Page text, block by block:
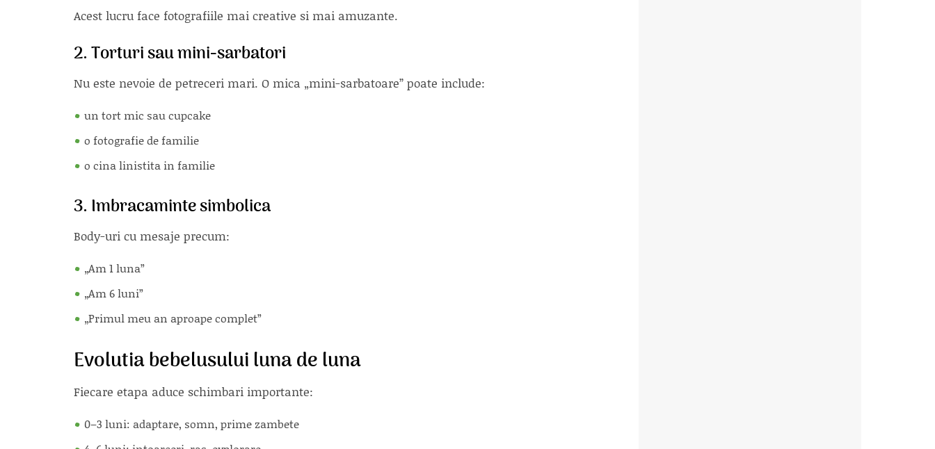
Acest lucru face fotografiile mai creative si mai amuzante.
2. Torturi sau mini-sarbatori
Nu este nevoie de petreceri mari. O mica „mini-sarbatoare” poate include:
un tort mic sau cupcake
o fotografie de familie
o cina linistita in familie
3. Imbracaminte simbolica
Body-uri cu mesaje precum:
„Am 1 luna”
„Am 6 luni”
„Primul meu an aproape complet”
Evolutia bebelusului luna de luna
Fiecare etapa aduce schimbari importante:
0–3 luni: adaptare, somn, prime zambete